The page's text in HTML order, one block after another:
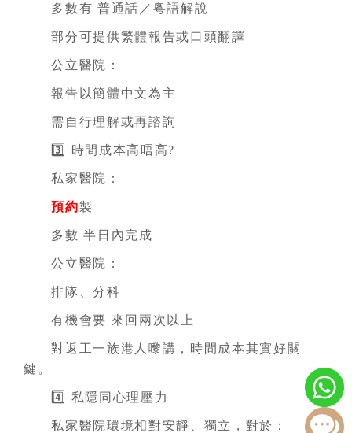
多數有 普通話／粵語解說
部分可提供繁體報告或口頭翻譯
公立醫院：
報告以簡體中文為主
需自行理解或再諮詢
3️⃣ 時間成本高唔高?
私家醫院：
預約製
多數 半日內完成
公立醫院：
排隊、分科
有機會要 來回兩次以上
對返工一族港人嚟講，時間成本其實好關
鍵。
4️⃣ 私隱同心理壓力
私家醫院環境相對安靜、獨立，對於：